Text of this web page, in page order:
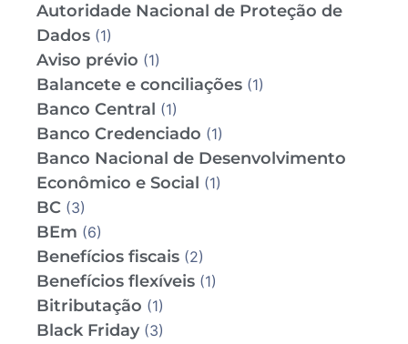
Autoridade Nacional de Proteção de
Dados (1)
Aviso prévio (1)
Balancete e conciliações (1)
Banco Central (1)
Banco Credenciado (1)
Banco Nacional de Desenvolvimento
Econômico e Social (1)
BC (3)
BEm (6)
Benefícios fiscais (2)
Benefícios flexíveis (1)
Bitributação (1)
Black Friday(3)